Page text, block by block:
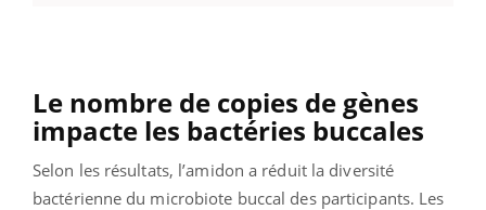
Le nombre de copies de gènes
impacte les bactéries buccales
Selon les résultats, l’amidon a réduit la diversité
bactérienne du microbiote buccal des participants. Les